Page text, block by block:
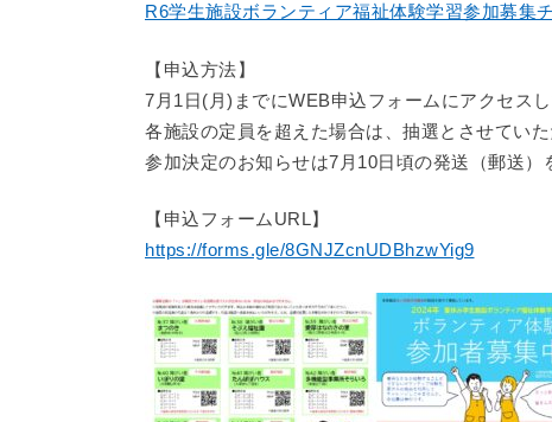
R6学生施設ボランティア福祉体験学習参加募集
【申込方法】
7月1日(月)までにWEB申込フォームにアクセス
各施設の定員を超えた場合は、抽選とさせていた
参加決定のお知らせは7月10日頃の発送（郵送）
【申込フォームURL】
https://forms.gle/8GNJZcnUDBhzwYig9